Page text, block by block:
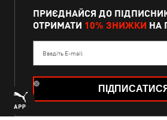
ПРИЄДНАЙСЯ ДО
ОТРИМАТИ 10% ЗНИЖКИ НА
Введіть E-mail